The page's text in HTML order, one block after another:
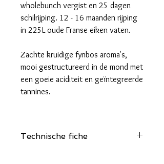
wholebunch vergist en 25 dagen
schilrijping. 12 - 16 maanden rijping
in 225L oude Franse eiken vaten.
Zachte kruidige fynbos aroma's,
mooi gestructureerd in de mond met
een goeie aciditeit en geïntegreerde
tannines.
Technische fiche